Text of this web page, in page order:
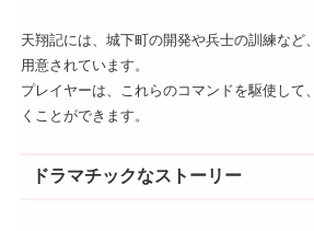
天翔記には、城下町の開発や兵士の訓練など、
用意されています。
プレイヤーは、これらのコマンドを駆使して
くことができます。
ドラマチックなストーリー